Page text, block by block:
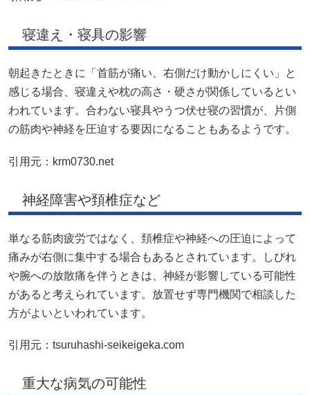
寝違え・寝具の影響
朝起きたときに「首筋が痛い、右側だけ動かしにくい」と
感じる場合、寝違えや枕の高さ・硬さが関係しているとい
われています。合わない寝具やうつ伏せ寝の習慣が、片側
の筋肉や神経を圧迫する要因になることもあるようです。
引用元： krm0730.net
神経障害や頚椎症など
単なる筋肉疲労ではなく、頚椎症や神経への圧迫によって
痛みが右側に集中する場合もあるとされています。しびれ
や腕への放散痛を伴うときは、神経が影響している可能性
があると考えられています。放置せず専門機関で相談した
方がよいといわれています。
引用元： tsuruhashi-seikeigeka.com
重大な病気の可能性